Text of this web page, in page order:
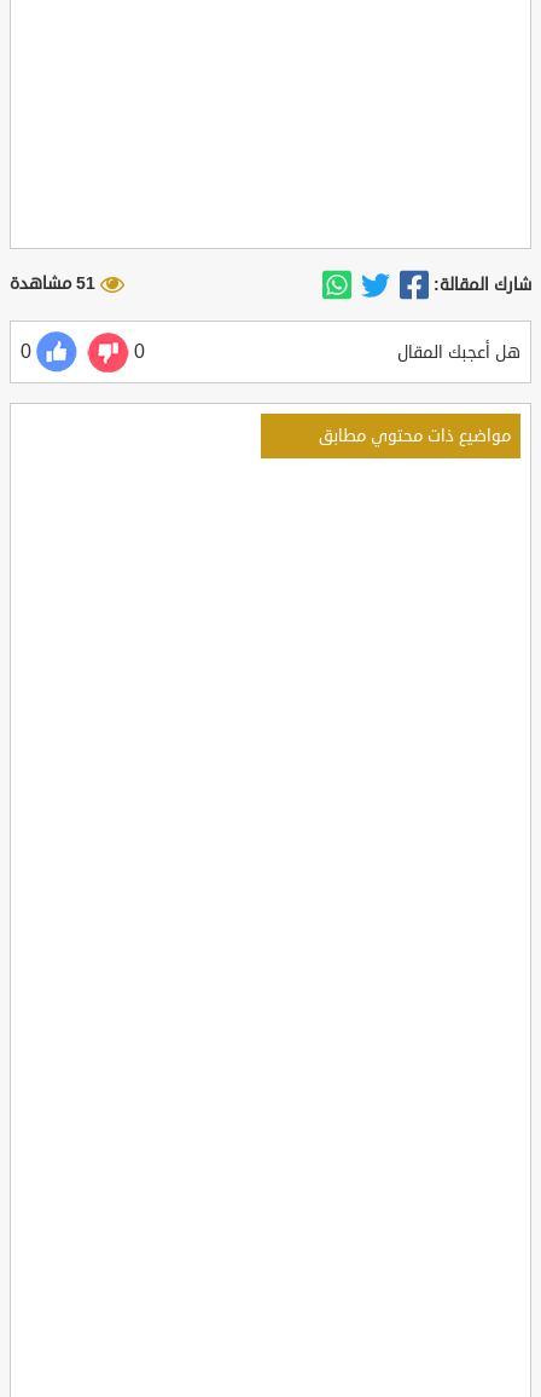
شارك المقالة: 51 مشاهدة
هل أعجبك المقال 0
0
مواضيع ذات محتوي مطابق